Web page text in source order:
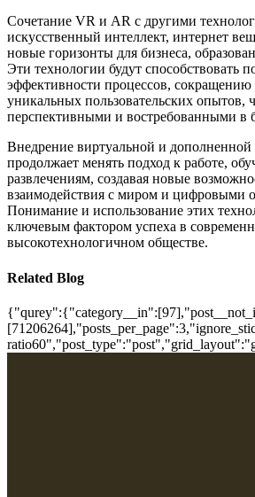
Сочетание VR и AR с другими
искусственный интеллект, интернет
новые горизонты для бизнеса,
Эти технологии будут способствовать
эффективности процессов, сокращению
уникальных пользовательских опытов,
перспективными и востребованными в
Внедрение виртуальной и дополненной
продолжает менять подход к работе,
развлечениям, создавая новые
взаимодействия с миром и цифровыми
Понимание и использование этих
ключевым фактором успеха в
высокотехнологичном обществе.
Related Blog